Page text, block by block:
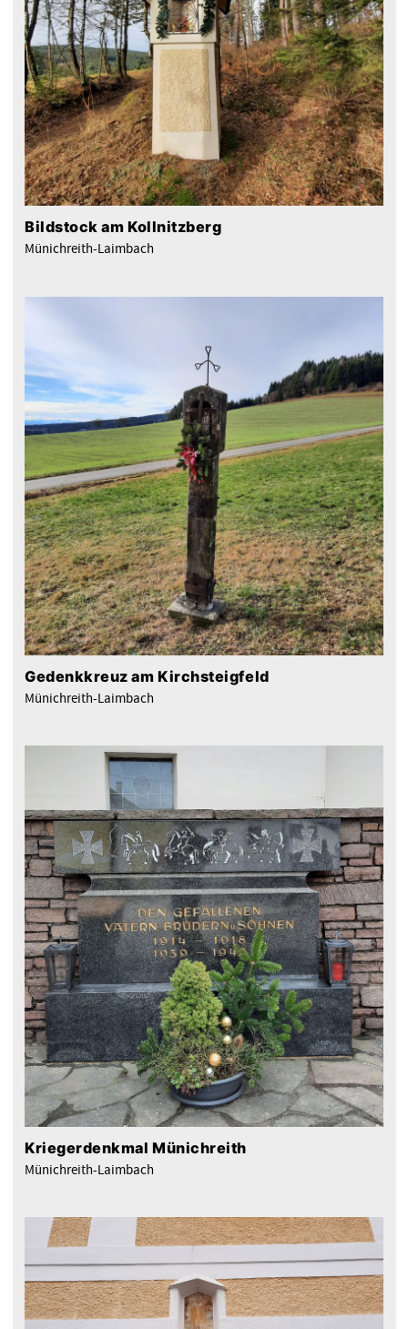
Bildstock am Kollnitzberg
Münichreith-Laimbach
Gedenkkreuz am Kirchsteigfeld
Münichreith-Laimbach
Kriegerdenkmal Münichreith
Münichreith-Laimbach